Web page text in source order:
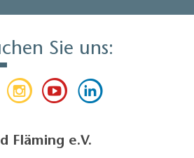
Sie uns:
Fläming e.V.